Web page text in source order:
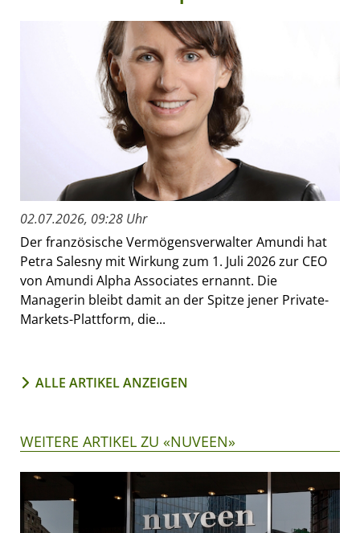
02.07.2026, 09:28 Uhr
Der französische Vermögensverwalter Amundi hat
Petra Salesny mit Wirkung zum 1. Juli 2026 zur CEO
von Amundi Alpha Associates ernannt. Die
Managerin bleibt damit an der Spitze jener Private-
Markets-Plattform, die...
ALLE ARTIKEL ANZEIGEN
WEITERE ARTIKEL ZU «NUVEEN»